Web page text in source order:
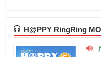
H@PPY RingRing